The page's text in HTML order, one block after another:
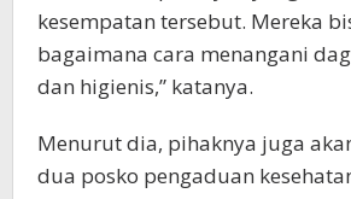
kesempatan tersebut. Mereka
bagaimana cara menangani
dan higienis,” katanya.
Menurut dia, pihaknya juga
dua posko pengaduan